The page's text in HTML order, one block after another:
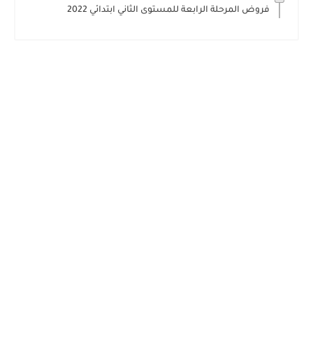
فروض المرحلة الرابعة للمستوى الثاني ابتدائي 2022